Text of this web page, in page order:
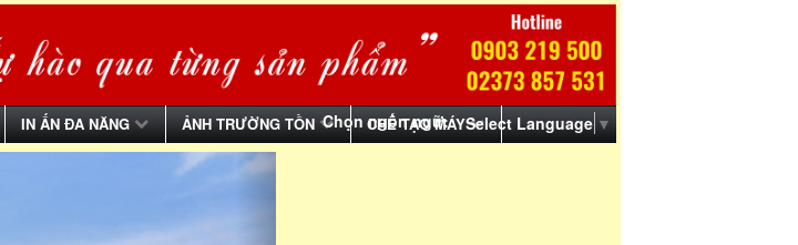
IN ẤN ĐA NĂNG ẢNH TRƯỜNG TỒN CHẾ TẠO MÁY
Chọn ngôn ngữ: Select Language ▼